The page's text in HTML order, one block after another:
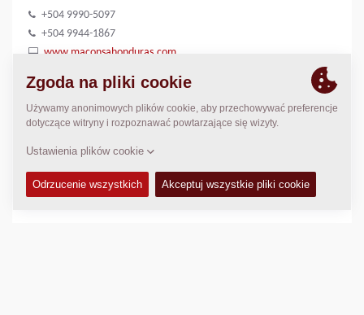
+504 9990-5097
+504 9944-1867
www.maconsahonduras.com
jfsantos@gruposantoshn.com
LOKALIZACJA
>Directions